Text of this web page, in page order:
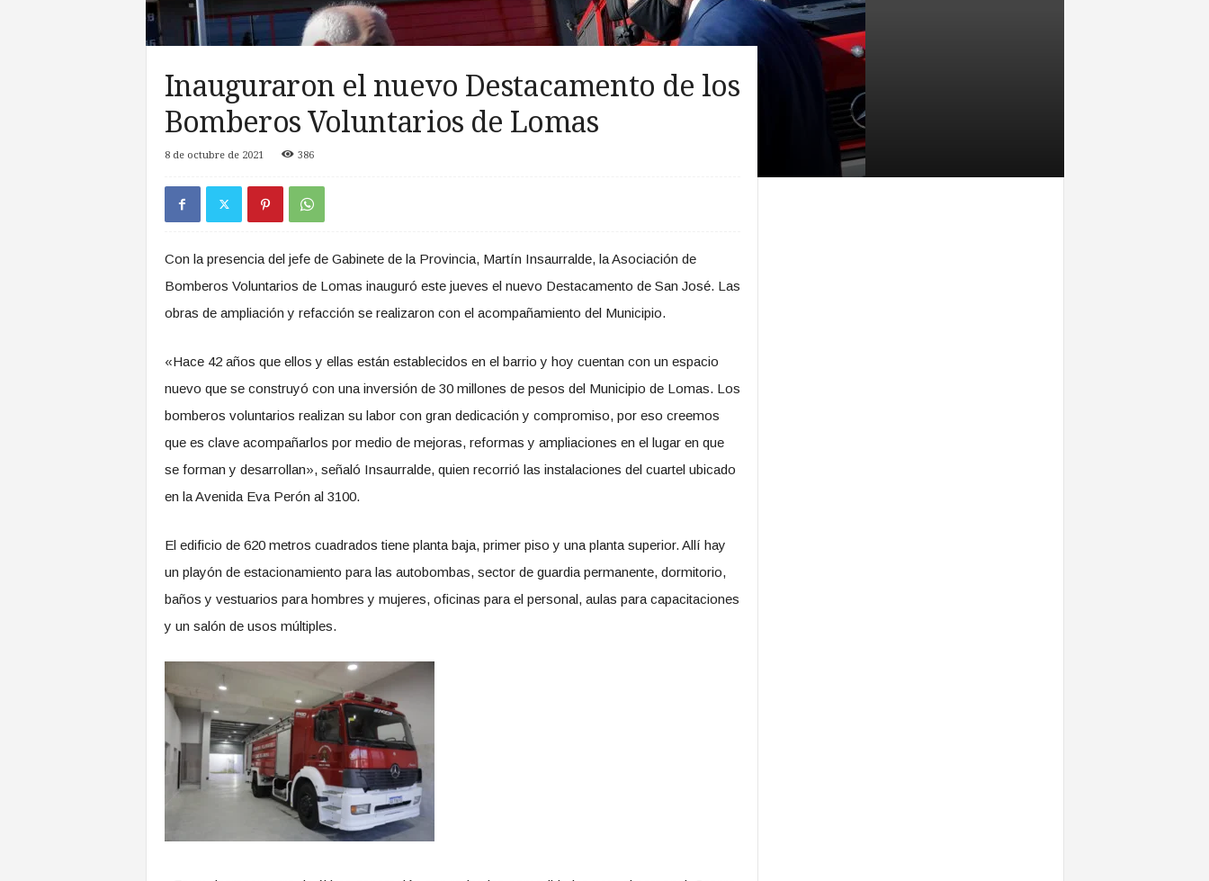
Inauguraron el nuevo Destacamento de los
Bomberos Voluntarios de Lomas
8 de octubre de 2021 386
Con la presencia del jefe de Gabinete de la Provincia, Martín Insaurralde, la Asociación de
Bomberos Voluntarios de Lomas inauguró este jueves el nuevo Destacamento de San José. Las
obras de ampliación y refacción se realizaron con el acompañamiento del Municipio.
«Hace 42 años que ellos y ellas están establecidos en el barrio y hoy cuentan con un espacio
nuevo que se construyó con una inversión de 30 millones de pesos del Municipio de Lomas. Los
bomberos voluntarios realizan su labor con gran dedicación y compromiso, por eso creemos
que es clave acompañarlos por medio de mejoras, reformas y ampliaciones en el lugar en que
se forman y desarrollan», señaló Insaurralde, quien recorrió las instalaciones del cuartel ubicado
en la Avenida Eva Perón al 3100.
El edificio de 620 metros cuadrados tiene planta baja, primer piso y una planta superior. Allí hay
un playón de estacionamiento para las autobombas, sector de guardia permanente, dormitorio,
baños y vestuarios para hombres y mujeres, oficinas para el personal, aulas para capacitaciones
y un salón de usos múltiples.